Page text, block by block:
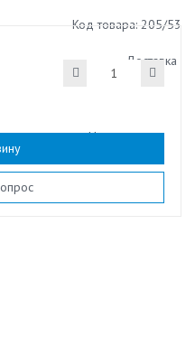
Наличие:есть
Код товара: 205/53
Доставка